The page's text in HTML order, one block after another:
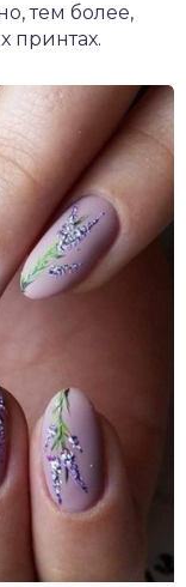
тем более,
принтах.